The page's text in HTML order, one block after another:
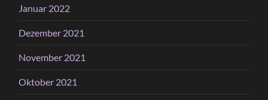
Januar 2022
Dezember 2021
November 2021
Oktober 2021